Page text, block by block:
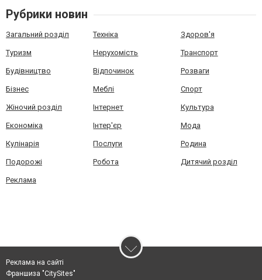
Рубрики новин
Загальний розділ Техніка Здоров'я
Туризм Нерухомість Транспорт
Будівництво Відпочинок Розваги
Бізнес Меблі Спорт
Жіночий розділ Інтернет Культура
Економіка Інтер'єр Мода
Кулінарія Послуги Родина
Подорожі Робота Дитячий розділ
Реклама
Реклама на сайті
Франшиза "CitySites"